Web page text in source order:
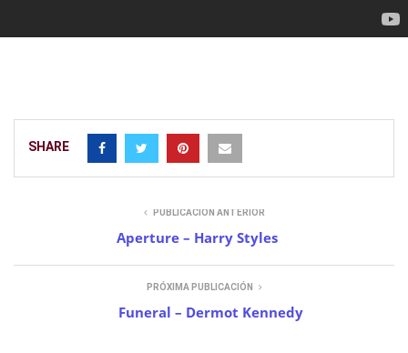
SHARE
PUBLICACIÓN ANTERIOR
Aperture – Harry Styles
PRÓXIMA PUBLICACIÓN
Funeral – Dermot Kennedy